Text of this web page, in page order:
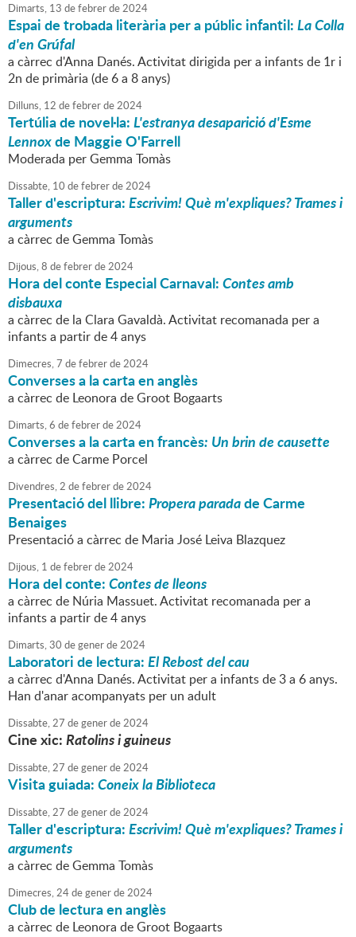
Dimarts, 13 defebrerde2024
Espai de trobada literària per a públic infantil:La Colla
d'en Grúfal
a càrrec d'Anna Danés. Activitat dirigida per a infants de 1r i
2n de primària (de 6 a 8 anys)
Dilluns, 12 defebrerde2024
Tertúlia de novel·la:L'estranya desaparició d'Esme
Lennoxde Maggie O'Farrell
Moderada per Gemma Tomàs
Dissabte, 10 defebrerde2024
Taller d'escriptura:Escrivim! Què m'expliques? Trames i
arguments
a càrrec de Gemma Tomàs
Dijous,8 defebrerde2024
Hora del conte Especial Carnaval:Contes amb
disbauxa
a càrrec de la Clara Gavaldà. Activitat recomanada per a
infants a partir de 4 anys
Dimecres,7 defebrerde2024
Converses a la carta en anglès
a càrrec de Leonora de Groot Bogaarts
Dimarts,6 defebrerde2024
Converses a la carta en francès: Un brin de causette
a càrrec de Carme Porcel
Divendres,2 defebrerde2024
Presentació del llibre:Propera paradade Carme
Benaiges
Presentació a càrrec de Maria José Leiva Blazquez
Dijous, 1 defebrerde2024
Hora del conte:Contes de lleons
a càrrec de Núria Massuet. Activitat recomanada per a
infants a partir de 4 anys
Dimarts,30 degenerde2024
Laboratori de lectura:El Rebost del cau
a càrrec d'Anna Danés. Activitat per a infants de 3 a 6 anys.
Han d'anar acompanyats per un adult
Dissabte,27 degenerde2024
Cine xic:Ratolins i guineus
Dissabte,27 degenerde2024
Visita guiada:Coneix la Biblioteca
Dissabte,27 degenerde2024
Taller d'escriptura:Escrivim! Què m'expliques? Trames i
arguments
a càrrec de Gemma Tomàs
Dimecres,24degenerde2024
Club de lectura en anglès
a càrrec de Leonora de Groot Bogaarts